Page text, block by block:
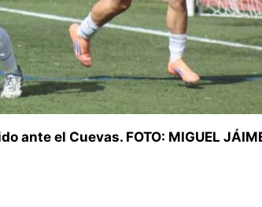
ante el Cuevas. FOTO: MIGUEL